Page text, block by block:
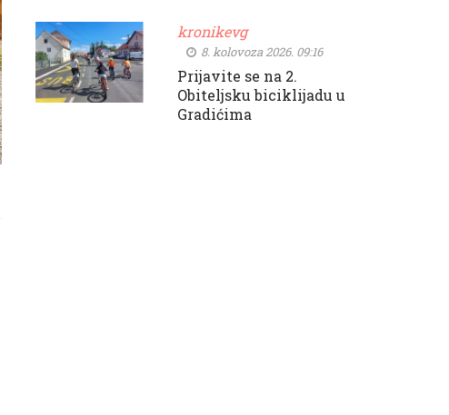
kronikevg
8. kolovoza 2026. 09:16
Prijavite se na 2.
Obiteljsku biciklijadu u
Gradićima